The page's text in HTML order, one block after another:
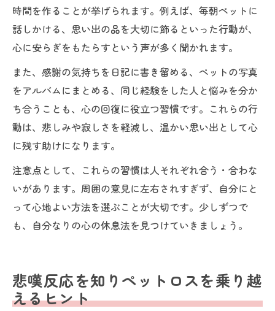
時間を作ることが挙げられます。例えば、毎朝ペットに
話しかける、思い出の品を大切に飾るといった行動が、
心に安らぎをもたらすという声が多く聞かれます。
また、感謝の気持ちを日記に書き留める、ペットの写真
をアルバムにまとめる、同じ経験をした人と悩みを分か
ち合うことも、心の回復に役立つ習慣です。これらの行
動は、悲しみや寂しさを軽減し、温かい思い出として心
に残す助けになります。
注意点として、これらの習慣は人それぞれ合う・合わな
いがあります。周囲の意見に左右されすぎず、自分にと
って心地よい方法を選ぶことが大切です。少しずつで
も、自分なりの心の休息法を見つけていきましょう。
悲嘆反応を知りペットロスを乗り越
えるヒント